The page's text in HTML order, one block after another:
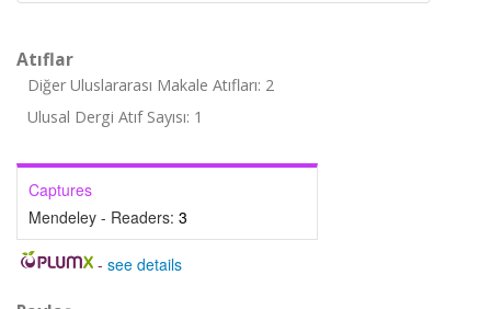
Atıflar
Diğer Uluslararası Makale Atıfları: 2
Ulusal Dergi Atıf Sayısı: 1
Captures
Mendeley - Readers: 3
- see details